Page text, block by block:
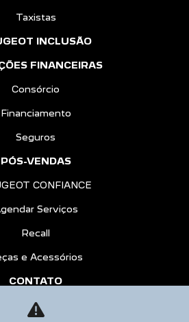
Taxistas
INCLUSÃO
FINANCEIRAS
Consórcio
Financiamento
Seguros
PÓS-VENDAS
CONFIANCE
Serviços
Recall
e Acessórios
CONTATO
Sobre Nós